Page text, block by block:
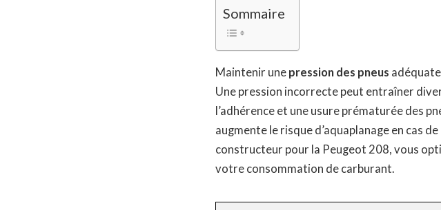
Sommaire
Maintenir une pression des pneus
Une pression incorrecte peut entraîner
l’adhérence et une usure prématurée des
augmente le risque d’aquaplanage en cas
constructeur pour la Peugeot 208, vous
votre consommation de carburant.